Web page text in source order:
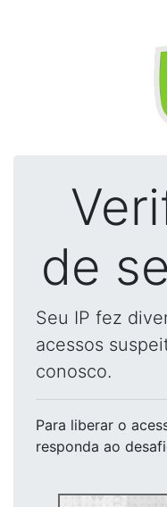
de
Seu IP fez
acessos
conosco.
Para liberar o
responda ao